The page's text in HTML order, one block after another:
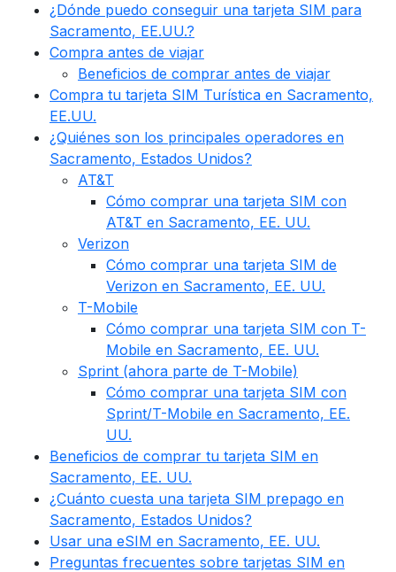
¿Dónde puedo conseguir una tarjeta SIM para
Sacramento, EE.UU.?
Compra antes de viajar
Beneficios de comprar antes de viajar
Compra tu tarjeta SIM Turística en Sacramento,
EE.UU.
¿Quiénes son los principales operadores en
Sacramento, Estados Unidos?
AT&T
Cómo comprar una tarjeta SIM con
AT&T en Sacramento, EE. UU.
Verizon
Cómo comprar una tarjeta SIM de
Verizon en Sacramento, EE. UU.
T-Mobile
Cómo comprar una tarjeta SIM con T-
Mobile en Sacramento, EE. UU.
Sprint (ahora parte de T-Mobile)
Cómo comprar una tarjeta SIM con
Sprint/T-Mobile en Sacramento, EE.
UU.
Beneficios de comprar tu tarjeta SIM en
Sacramento, EE. UU.
¿Cuánto cuesta una tarjeta SIM prepago en
Sacramento, Estados Unidos?
Usar una eSIM en Sacramento, EE. UU.
Preguntas frecuentes sobre tarjetas SIM en